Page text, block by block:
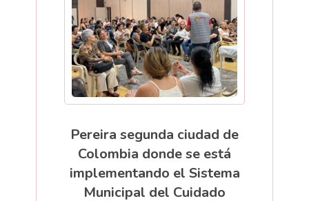
Pereira segunda ciudad de
Colombia donde se está
implementando el Sistema
Municipal del Cuidado